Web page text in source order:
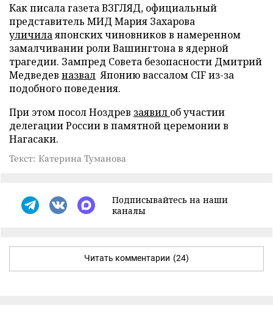
Как писала газета ВЗГЛЯД, официальный
представитель МИД Мария Захарова
уличилаяпонских чиновников в намеренном
замалчивании роли Вашингтона в ядерной
трагедии. Зампред Совета безопасности Дмитрий
Медведев назвал Японию вассалом CIF из-за
подобного поведения.
При этом посол Ноздрев заявил об участии
делегации России в памятной церемонии в
Нагасаки.
Текст: Катерина Туманова
Подписывайтесь на наши
каналы
Читать комментарии (24)